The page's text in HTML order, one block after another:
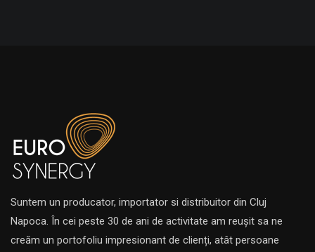
Suntem un producator, importator si distribuitor din Cluj
Napoca. În cei peste 30 de ani de activitate am reușit sa ne
creăm un portofoliu impresionant de clienți, atât persoane